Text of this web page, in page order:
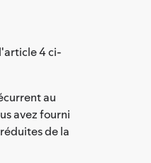
4 ci-
au
avez fourni
de la